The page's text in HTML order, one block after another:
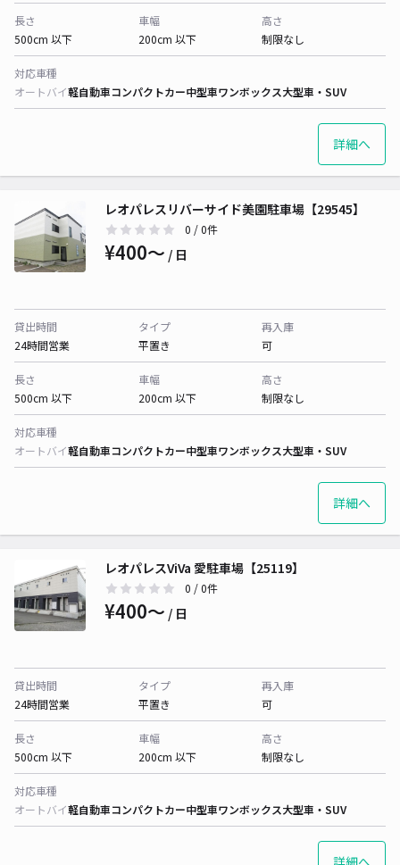
長さ
500cm 以下
車幅
200cm 以下
高さ
制限なし
対応車種
オートバイ軽自動車コンパクトカー中型車ワンボックス大型車・SUV
詳細へ
レオパレスリバーサイド美園駐車場【29545】
0 / 0件
¥400〜 / 日
貸出時間
24時間営業
タイプ
平置き
再入庫
可
長さ
500cm 以下
車幅
200cm 以下
高さ
制限なし
対応車種
オートバイ軽自動車コンパクトカー中型車ワンボックス大型車・SUV
詳細へ
レオパレスViVa 愛駐車場【25119】
0 / 0件
¥400〜 / 日
貸出時間
24時間営業
タイプ
平置き
再入庫
可
長さ
500cm 以下
車幅
200cm 以下
高さ
制限なし
対応車種
オートバイ軽自動車コンパクトカー中型車ワンボックス大型車・SUV
詳細へ